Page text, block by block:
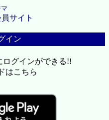
サイト
イン
ログインができる!!
はこちら